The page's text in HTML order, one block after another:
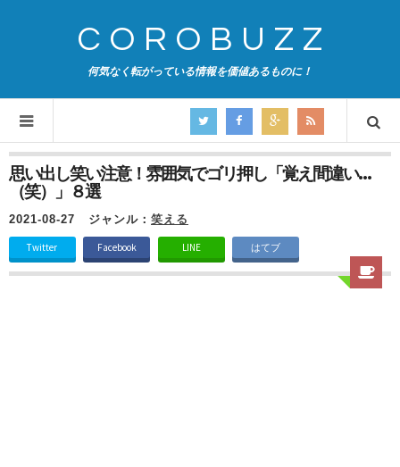
COROBUZZ
何気なく転がっている情報を価値あるものに！
思い出し笑い注意！雰囲気でゴリ押し「覚え間違い…
（笑）」８選
2021-08-27 ジャンル： 笑える
Twitter Facebook LINE はてブ